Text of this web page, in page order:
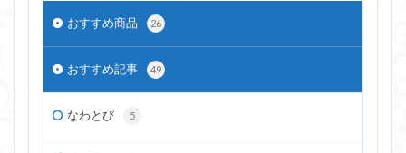
おすすめ商品 26
おすすめ記事 49
なわとび 5